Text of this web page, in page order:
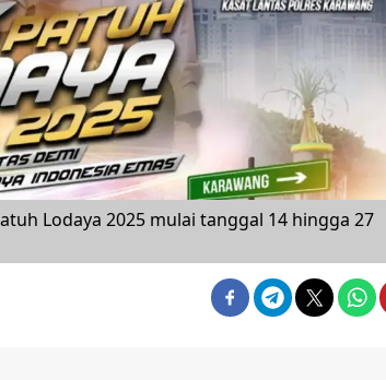
Lodaya 2025 mulai tanggal 14 hingga 27